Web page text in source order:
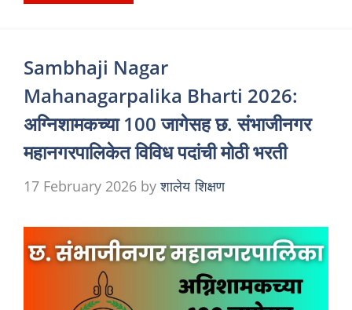
Sambhaji Nagar
Mahanagarpalika Bharti 2026:
अग्निशामकच्या 100 जागेसह छ. संभाजीनगर
महानगरपालिकेत विविध पदांची मोठी भरती
17 February 2026 byशालेय शिक्षण